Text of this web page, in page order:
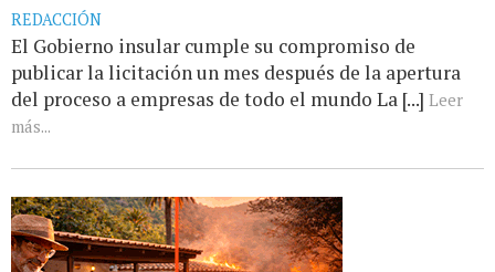
REDACCIÓN
El Gobierno insular cumple su compromiso de
publicar la licitación un mes después de la apertura
del proceso a empresas de todo el mundo La [...] Leer
más...